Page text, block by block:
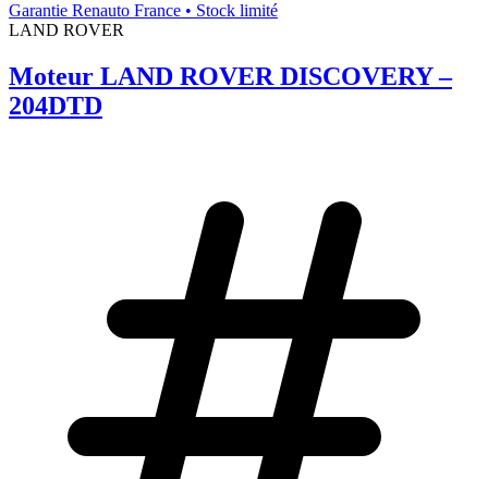
Garantie Renauto France • Stock limité
LAND ROVER
Moteur LAND ROVER DISCOVERY –
204DTD